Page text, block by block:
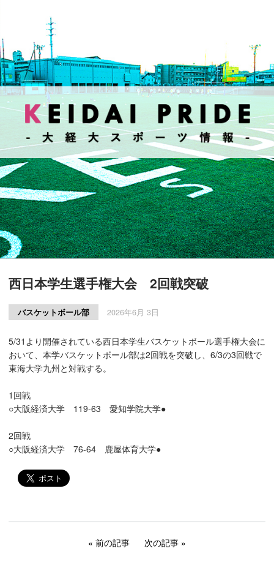
西日本学生選手権大会 2回戦突破
バスケットボール部 2026年6月 3日
5/31より開催されている西日本学生バスケットボール選手権大会に
おいて、本学バスケットボール部は2回戦を突破し、6/3の3回戦で
東海大学九州と対戦する。
1回戦
○大阪経済大学 119-63 愛知学院大学●
2回戦
○大阪経済大学 76-64 鹿屋体育大学●
前の記事 次の記事